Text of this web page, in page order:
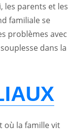
les parents et les
familiale se
problèmes avec
dans la
où la famille vit